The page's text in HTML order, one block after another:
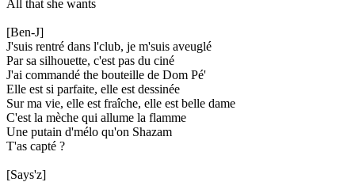
All that she wants
[Ben-J]
J'suis rentré dans l'club, je m'suis aveuglé
Par sa silhouette, c'est pas du ciné
J'ai commandé the bouteille de Dom Pé'
Elle est si parfaite, elle est dessinée
Sur ma vie, elle est fraîche, elle est belle dame
C'est la mèche qui allume la flamme
Une putain d'mélo qu'on Shazam
T'as capté ?
[Says'z]